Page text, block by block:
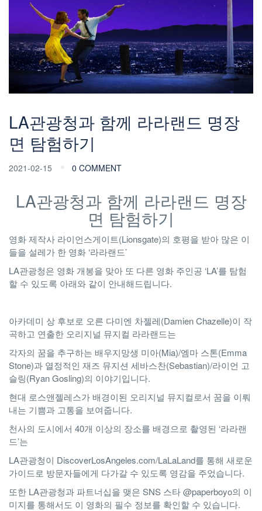
LA관광청과 함께 라라랜드 명장
면 탐험하기
2021-02-15 0 COMMENT
LA관광청과 함께 라라랜드 명장
면 탐험하기
영화 제작사 라이언스게이트(Lionsgate)의 호평을 받아 많은 이
들을 설레가 한 영화 ‘라라랜드’
LA관광청은 영화 개봉을 맞아 또 다른 영화 주인공 ‘LA’를 탐험
할 수 있도록 아래와 같이 안내해드립니다.
아카데미 상 후보로 오른 다미엔 차젤레(Damien Chazelle)이 작
곡하고 연출한 오리지널 뮤지컬 라라랜드는
각자의 꿈을 추구하는 배우지망생 미아(Mia)/엠마 스톤(Emma
Stone)과 열정적인 재즈 뮤지션 세바스찬(Sebastian)/라이언 고
슬링(Ryan Gosling)의 이야기입니다.
현대 로스앤젤레스가 배경이된 오리지널 뮤지컬로서 꿈을 이뤄
내는 기쁨과 고통을 보여줍니다.
천사의 도시에서 40개 이상의 장소를 배경으로 촬영된 ‘라라랜
드’는
LA관광청이 DiscoverLosAngeles.com/LaLaLand를 통해 새로운
가이드로 방문자들에게 다가갈 수 있도록 영감을 주었습니다.
또한 LA관광청과 파트너십을 맺은 SNS 스타 @paperboyo의 이
미지를 통해서도 이 영화의 필수 정보를 확인할 수 있습니다.